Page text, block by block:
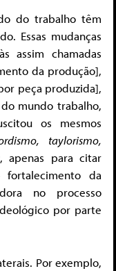
do trabalho têm
Essas mudanças
assim chamadas
da produção],
peça produzida],
mundo trabalho,
os mesmos
taylorismo,
, apenas para citar
fortalecimento da
no processo
por parte
Por exemplo,